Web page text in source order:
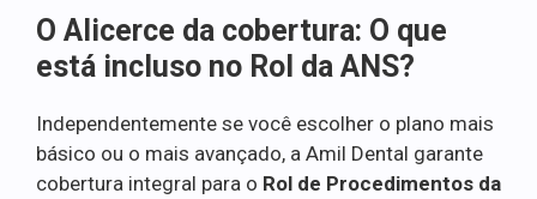
O Alicerce da cobertura: O que
está incluso no Rol da ANS?
Independentemente se você escolher o plano mais
básico ou o mais avançado, a Amil Dental garante
cobertura integral para o Rol de Procedimentos da